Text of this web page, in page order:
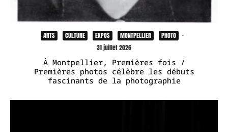
ARTS CULTURE EXPOS MONTPELLIER PHOTO
·
31 juillet 2026
À Montpellier, Premières fois /
Premières photos célèbre les débuts
fascinants de la photographie